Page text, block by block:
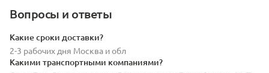
Вопросы и ответы
Какие сроки доставки?
2-3 рабочих дня Москва и обл
Какими транспортными компаниями?